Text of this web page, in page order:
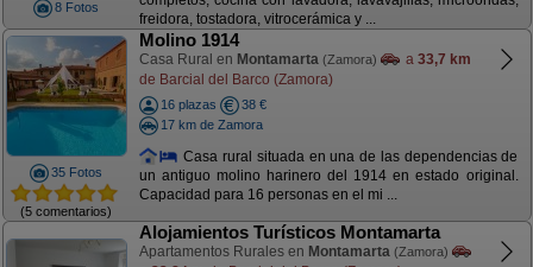
8 Fotos
freidora, tostadora, vitrocerámica y ...
35 Fotos
(5 comentarios)
Molino 1914
Casa Rural en Montamarta (Zamora) a 33,7 km
de Barcial del Barco (Zamora)
16 plazas
38 €
17 km de Zamora
Casa rural situada en una de las dependencias de
un antiguo molino harinero del 1914 en estado original.
Capacidad para 16 personas en el mi ...
Alojamientos Turísticos Montamarta
Apartamentos Rurales en Montamarta (Zamora)